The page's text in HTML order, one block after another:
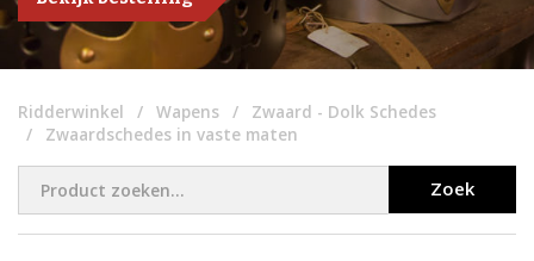
Ridderwinkel Wapens
Zwaard - Dolk Schedes
Zwaardschedes in vaste maten
Zoek